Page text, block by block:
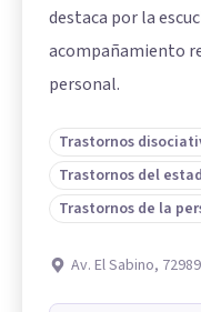
destaca por la
acompañamiento
personal.
Trastornos
Trastornos del
Trastornos de la
Av. El Sabino,